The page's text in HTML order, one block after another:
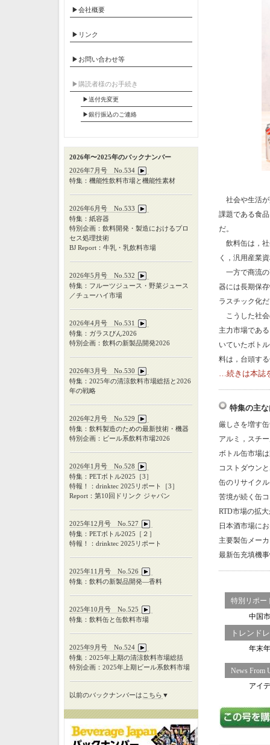
社会や生活が
課題である食
だ。
飲料缶は，社
く，汎用産業
一方で商流の
器には長期保
ラスチック化
こうした社会
主力市場であ
いていたボト
料は，台頭す
…続きは本誌
特集の主
厳しさを増す
アルミ，スチ
ボトル缶市場
コストダウン
缶のリサイク
苦境が続く缶
RTD市場の拡
日本酒市場に
主要製缶メー
最新缶充填機
特別リポー
中国
トレンド
年末
News From
アイ
▶会社概要
▶リンク
▶お問い合わせ等
▶︎購読者様のお手続き
▶送付先変更
▶︎銀行振込のご連絡
2026年〜2025年のバックナンバー
2026年7月号 No.534
特集：機能性飲料市場と機能性素材
2026年6月号 No.533
特集：紙容器
特別企画：飲料開発・製造におけるプロ
セス処理技術
BJ Report：牛乳・乳飲料市場
2026年5月号 No.532
特集：フルーツジュース・野菜ジュース
／チューハイ市場
2026年4月号 No.531
特集：ガラスびん2026
特別企画：飲料の新製品開発2026
2026年3月号 No.530
特集：2025年の清涼飲料市場総括と2026
年の戦略
2026年2月号 No.529
特集：飲料製造のための最新技術・機器
特別企画：ビール系飲料市場2026
2026年1月号 No.528
特集：PETボトル2025［3］
特報！：drinktec 2025リポート［3］
Report：第10回ドリンク ジャパン
2025年12月号 No.527
特集：PETボトル2025
［２］
特報！：drinktec 2025 リポート
2025年11月号 No.526
特集：飲料の新製品開発―香料
2025年10月号 No.525
特集：飲料缶と缶飲料市場
2025年9月号 No.524
特集：2025年上期の清涼飲料市場総括
特別企画：2025年上期ビール系飲料市場
以前のバックナンバーは こちら ▼